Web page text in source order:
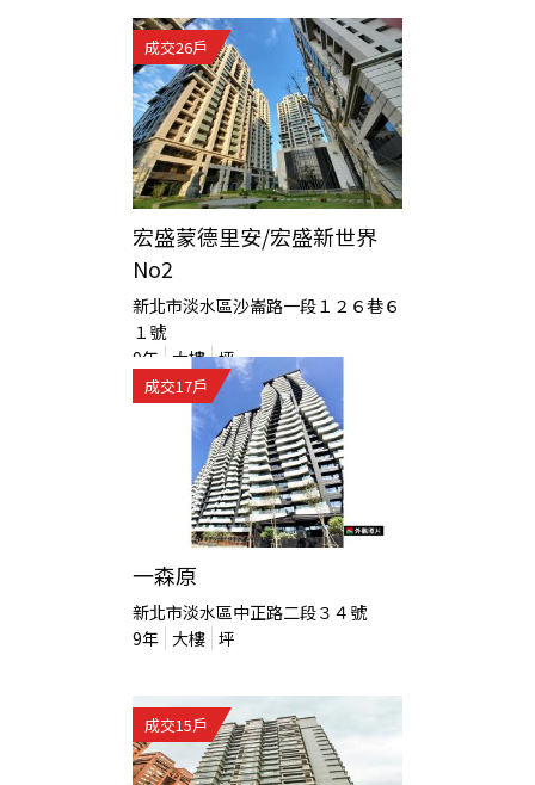
成交26戶
宏盛蒙德里安/宏盛新世界
No2
新北市淡水區沙崙路一段１２６巷６
１號
9年 大樓 坪
成交17戶
一森原
新北市淡水區中正路二段３４號
9年 大樓 坪
成交15戶